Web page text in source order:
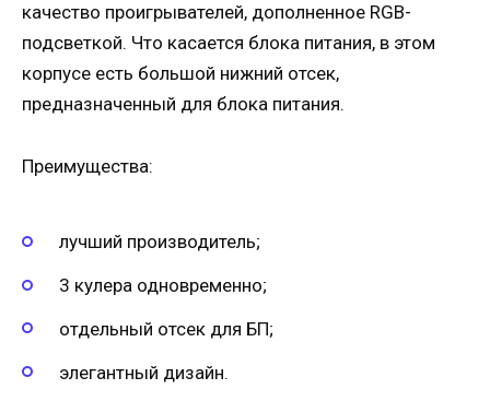
качество проигрывателей, дополненное RGB-
подсветкой. Что касается блока питания, в этом
корпусе есть большой нижний отсек,
предназначенный для блока питания.
Преимущества:
лучший производитель;
3 кулера одновременно;
отдельный отсек для БП;
элегантный дизайн.